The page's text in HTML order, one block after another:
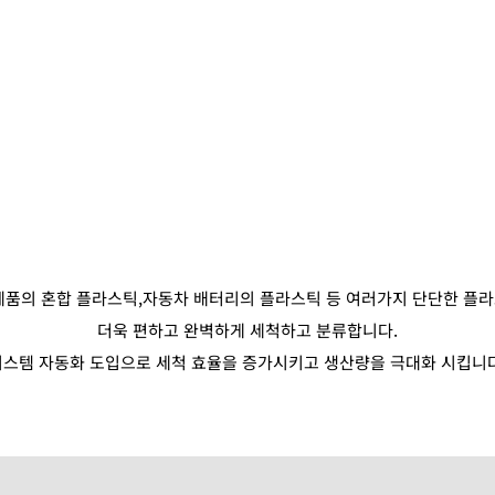
품의 혼합 플라스틱,자동차 배터리의 플라스틱 등 여러가지 단단한 플
더욱 편하고 완벽하게 세척하고 분류합니다.
템 자동화 도입으로 세척 효율을 증가시키고 생산량을 극대화 시킵니